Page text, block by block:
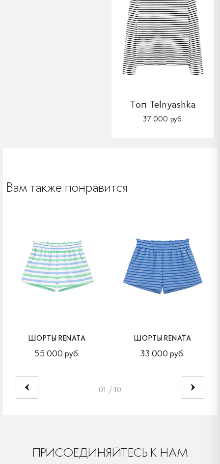
Топ Telnyashka
37 000 руб.
Вам также понравится
ШОРТЫ RENATA
55 000 руб.
ШОРТЫ RENATA
33 000 руб.
01 / 10
ПРИСОЕДИНЯЙТЕСЬ К НАМ